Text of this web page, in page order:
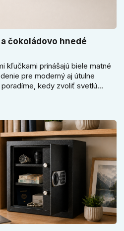
čokoládovo hnedé
kľučkami prinášajú biele matné
pre moderný aj útulne
kedy zvoliť svetlú
a štvorcovým štítom. Nové